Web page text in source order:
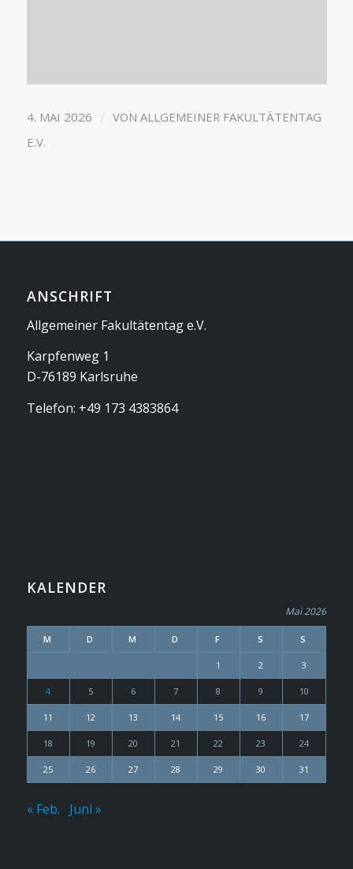
4. MAI 2026 / VON ALLGEMEINER FAKULTÄTENTAG
E.V.
ANSCHRIFT
Allgemeiner Fakultätentag e.V.
Karpfenweg 1
D-76189 Karlsruhe
Telefon: +49 173 4383864
KALENDER
Mai 2026
M D M D F S S
1 2 3
4 5 6 7 8 9 10
11 12 13 14 15 16 17
18 19 20 21 22 23 24
25 26 27 28 29 30 31
« Feb. Juni »